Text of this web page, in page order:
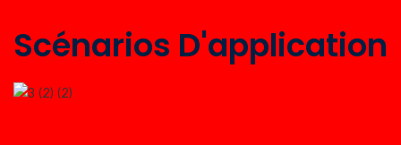
Scénarios D'application